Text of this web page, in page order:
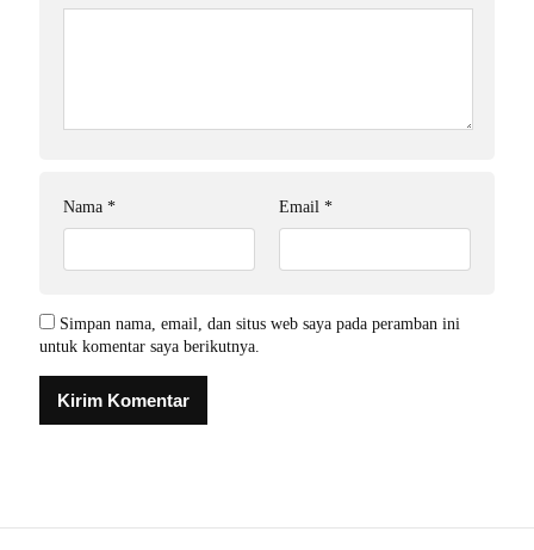
Nama * Email *
Simpan nama, email, dan situs web saya pada peramban ini
untuk komentar saya berikutnya.